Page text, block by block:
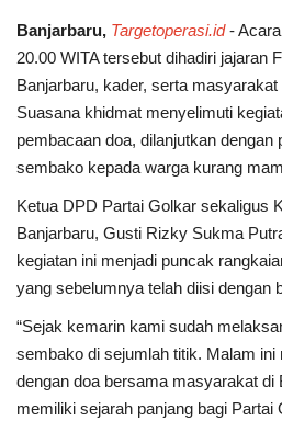
Banjarbaru, Targetoperasi.id- Acara
20.00 WITA tersebut dihadiri jajaran
Banjarbaru, kader, serta
Suasana khidmat menyelimuti
pembacaan doa, dilanjutkan dengan
sembako kepada warga kurang
Ketua DPD Partai Golkar sekaligus
Banjarbaru, Gusti Rizky Sukma
kegiatan ini menjadi puncak
yang sebelumnya telah diisi dengan
“Sejak kemarin kami sudah
sembako di sejumlah titik. Malam ini
dengan doa bersama masyarakat di
memiliki sejarah panjang bagi Partai